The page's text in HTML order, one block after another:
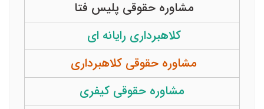
مشاوره حقوقی پلیس فتا
کلاهبرداری رایانه ای
مشاوره حقوقی کلاهبرداری
مشاوره حقوقی کیفری